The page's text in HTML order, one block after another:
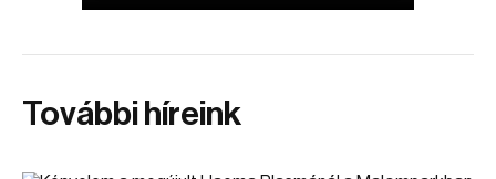
További híreink